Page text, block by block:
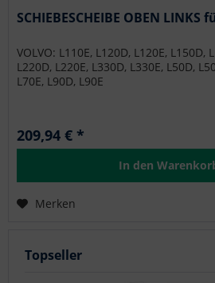
Topseller
SCHIEBESCHEIBE OBEN LINKS
VOLVO: L110E, L120D, L120E, L150D,
L220D, L220E, L330D, L330E, L50D,
L70E, L90D, L90E
209,94 € *
In den
Merken